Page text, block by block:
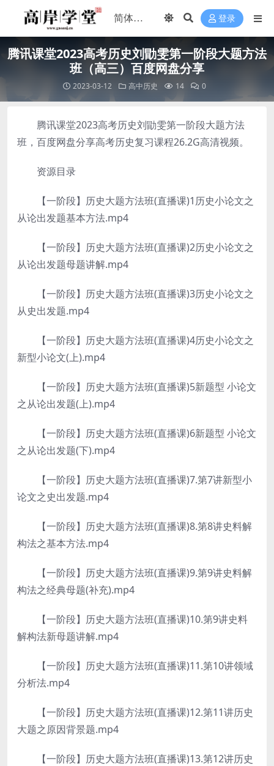
登录
腾讯课堂2023高考历史刘勖雯第一阶段大题方法
班（高三）百度网盘分享
2023-03-12 高中历史 14 0
腾讯课堂2023高考历史刘勖雯第一阶段大题方法
班，百度网盘分享高考历史复习课程26.2G高清视频。
资源目录
【一阶段】历史大题方法班(直播课)1历史小论文之
从论出发题基本方法.mp4
【一阶段】历史大题方法班(直播课)2历史小论文之
从论出发题母题讲解.mp4
【一阶段】历史大题方法班(直播课)3历史小论文之
从史出发题.mp4
【一阶段】历史大题方法班(直播课)4历史小论文之
新型小论文(上).mp4
【一阶段】历史大题方法班(直播课)5新题型 小论文
之从论出发题(上).mp4
【一阶段】历史大题方法班(直播课)6新题型 小论文
之从论出发题(下).mp4
【一阶段】历史大题方法班(直播课)7.第7讲新型小
论文之史出发题.mp4
【一阶段】历史大题方法班(直播课)8.第8讲史料解
构法之基本方法.mp4
【一阶段】历史大题方法班(直播课)9.第9讲史料解
构法之经典母题(补充).mp4
【一阶段】历史大题方法班(直播课)10.第9讲史料
解构法新母题讲解.mp4
【一阶段】历史大题方法班(直播课)11.第10讲领域
分析法.mp4
【一阶段】历史大题方法班(直播课)12.第11讲历史
大题之原因背景题.mp4
【一阶段】历史大题方法班(直播课)13.第12讲历史